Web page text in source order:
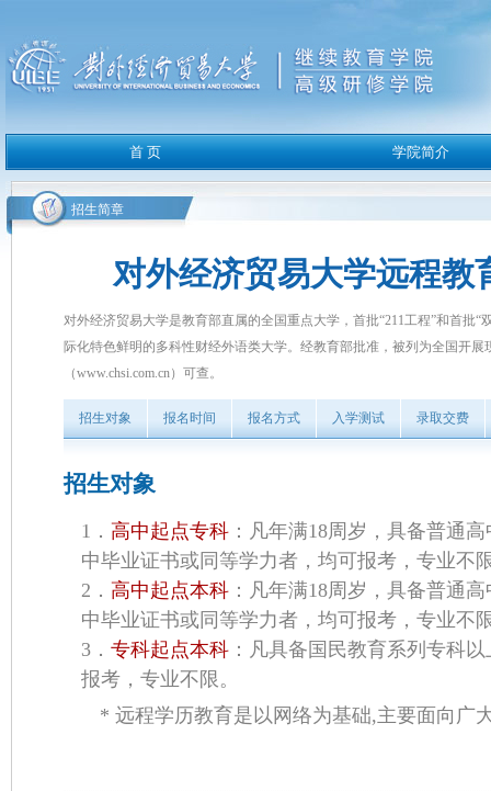
招生简章
对外经济贸易大学远程教
对外经济贸易大学是教育部直属的全国重点大学，首批“211工程”和首批
际化特色鲜明的多科性财经外语类大学。经教育部批准，被列为全国开
（www.chsi.com.cn）可查。
招生对象 报名时间 报名方式 入学测试 录取交费
招生对象
1． 高中起点专科 ：凡年满18周岁，具备普通
中毕业证书或同等学力者，均可报考，专业不
2． 高中起点本科 ：凡年满18周岁，具备普通
中毕业证书或同等学力者，均可报考，专业不
3． 专科起点本科 ：凡具备国民教育系列专科
报考，专业不限。
* 远程学历教育是以网络为基础,主要面向广